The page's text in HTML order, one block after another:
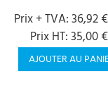
Prix + TVA: 36,92 €
Prix HT: 35,00 €
AJOUTER AU